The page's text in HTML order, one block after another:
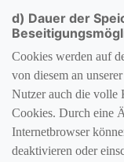
d) Dauer der
Cookies werden auf
von diesem an
Nutzer auch die volle
Cookies. Durch eine
Internetbrowser
deaktivieren oder